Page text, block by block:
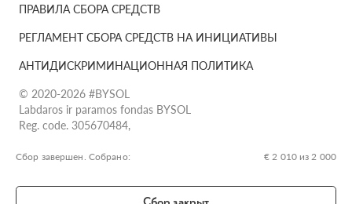
Сбор завершен. Собрано: € 2 010 из 2 000
ПРАВИЛА СБОРА СРЕДСТВ
РЕГЛАМЕНТ СБОРА СРЕДСТВ НА ИНИЦИАТИВЫ
АНТИДИСКРИМИНАЦИОННАЯ ПОЛИТИКА
© 2020-2026 #BYSOL
Labdaros ir paramos fondas BYSOL
Reg. code. 305670484,
g.17-1, LT-13253
SWIFT kodas HABALT22